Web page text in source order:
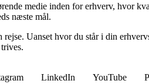
medie inden for erhverv, hvor
næste mål.
rejse. Uanset hvor du står i din
LinkedIn YouTube